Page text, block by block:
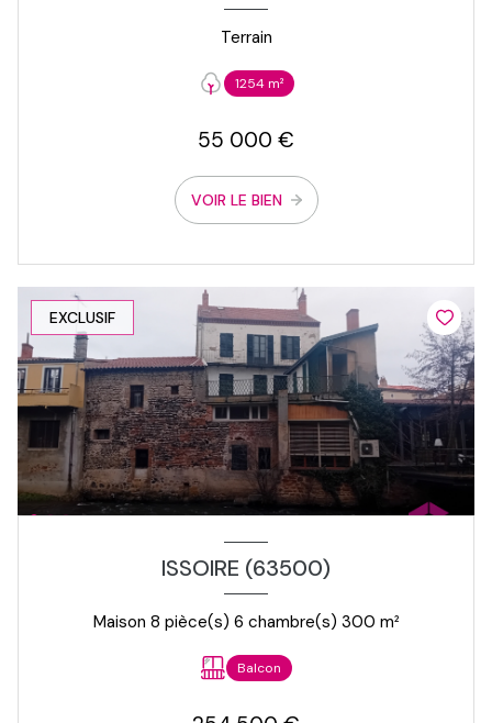
Terrain
1254 m²
55 000 €
VOIR LE BIEN
EXCLUSIF
ISSOIRE (63500)
Maison 8 pièce(s) 6 chambre(s) 300 m²
Balcon